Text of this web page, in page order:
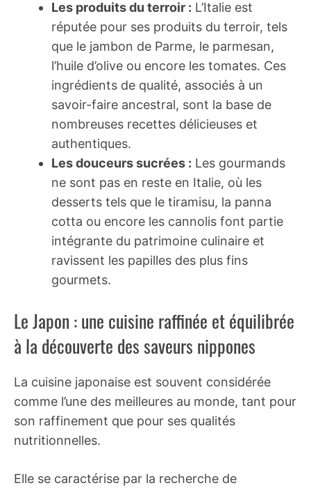
Les produits du terroir : L’Italie est
réputée pour ses produits du terroir, tels
que le jambon de Parme, le parmesan,
l’huile d’olive ou encore les tomates. Ces
ingrédients de qualité, associés à un
savoir-faire ancestral, sont la base de
nombreuses recettes délicieuses et
authentiques.
Les douceurs sucrées : Les gourmands
ne sont pas en reste en Italie, où les
desserts tels que le tiramisu, la panna
cotta ou encore les cannolis font partie
intégrante du patrimoine culinaire et
ravissent les papilles des plus fins
gourmets.
Le Japon : une cuisine raffinée et équilibrée
à la découverte des saveurs nippones
La cuisine japonaise est souvent considérée
comme l’une des meilleures au monde, tant pour
son raffinement que pour ses qualités
nutritionnelles.
Elle se caractérise par la recherche de